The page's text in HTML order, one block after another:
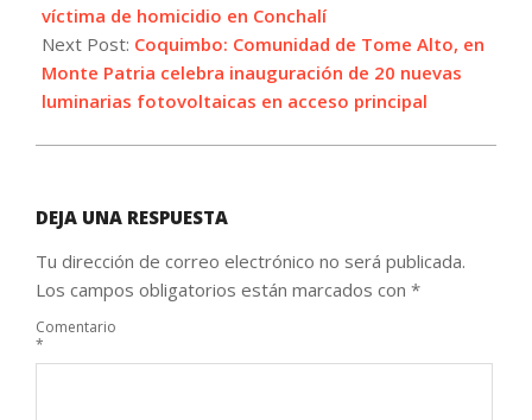
víctima de homicidio en Conchalí
Next Post: Coquimbo: Comunidad de Tome Alto, en
Monte Patria celebra inauguración de 20 nuevas
luminarias fotovoltaicas en acceso principal
DEJA UNA RESPUESTA
Tu dirección de correo electrónico no será publicada.
Los campos obligatorios están marcados con *
Comentario
*